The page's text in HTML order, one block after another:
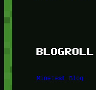
BLOGROLL
Minetest Blog